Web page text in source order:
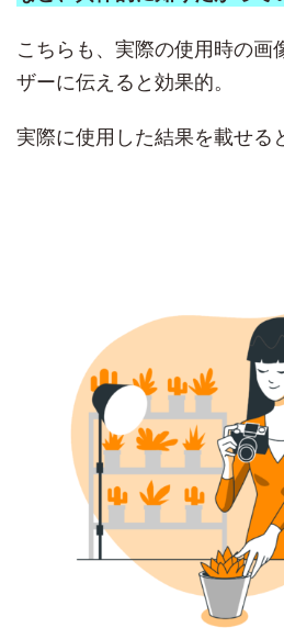
こちらも、実際の使用時の画
ザーに伝えると効果的。
実際に使用した結果を載せる